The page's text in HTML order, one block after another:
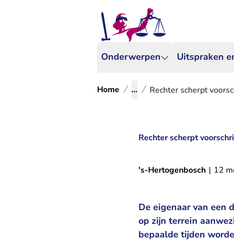
Onderwerpen Uitspraken
Home ... Rechter scherpt
Rechter scherpt
's-Hertogenbosch | 12
De eigenaar van een
op zijn terrein
bepaalde tijden